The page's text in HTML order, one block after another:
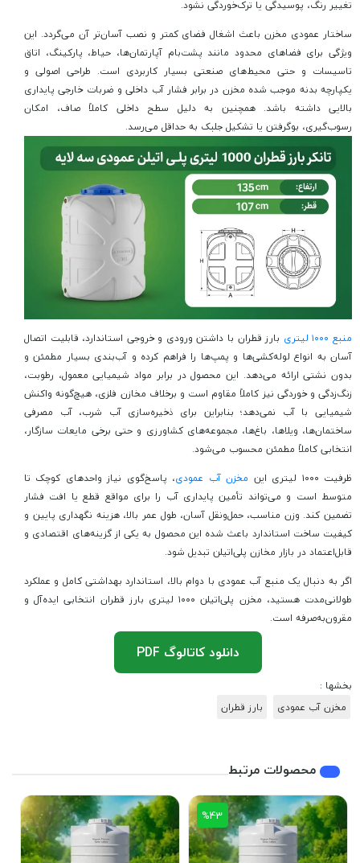
تغییر رنگ، پوسیدگی یا ترک‌خوردگی نشود.
ساختار عمودی مخزن باعث اشغال فضای کمتر و نصب آسان‌تر آن می‌گردد. این
ویژگی برای فضاهای محدود مانند پشت‌بام آپارتمان‌ها، حیاط، پارکینگ، اتاق
تاسیسات و حتی محیط‌های صنعتی بسیار کاربردی است. طراحی اصولی و
یکپارچه بدنه موجب شده مخزن در برابر فشار آب داخلی و ضربات خارجی پایداری
بالایی داشته باشد. همچنین به دلیل سطح داخلی کاملاً صاف، امکان
رسوب‌گیری، بوگرفتن یا تشکیل جلبک به حداقل می‌رسد.
منبع ۱۰۰۰ لیتری
بارز قطران با داشتن ورودی و خروجی استاندارد، قابلیت اتصال
آسان به انواع لوله‌کشی‌ها و پمپ‌ها را فراهم کرده و آب‌بندی بسیار مطمئن و
بدون نشتی ارائه می‌دهد. این محصول در برابر مواد شیمیایی معمول، رطوبت،
زنگ‌زدگی و خوردگی نیز کاملاً مقاوم است و برخلاف مخازن فلزی، هیچ‌گونه واکنش
شیمیایی با آب نمی‌دهد؛ بنابراین برای ذخیره‌سازی آب شرب، آب مصرفی
ساختمان‌ها، ویلاها، باغ‌ها، مجموعه‌های کشاورزی و حتی برخی مایعات سازگار،
انتخابی کاملاً مطمئن محسوب می‌شود.
ظرفیت ۱۰۰۰ لیتری این
مخزن آب عمودی، پاسخ‌گوی نیاز واحدهای کوچک تا
متوسط است و می‌تواند تأمین پایداری آب را برای مواقع قطع یا افت فشار
تضمین کند. وزن مناسب، حمل‌ونقل آسان، طول عمر بالا، هزینه نگهداری پایین و
کیفیت ساخت استاندارد باعث شده این محصول به یکی از گزینه‌های اقتصادی و
قابل‌اعتماد در بازار مخازن پلی‌اتیلن تبدیل شود.
اگر به دنبال یک منبع آب عمودی با دوام بالا، استاندارد بهداشتی کامل و عملکرد
طولانی‌مدت هستید، مخزن پلی‌اتیلن ۱۰۰۰ لیتری بارز قطران انتخابی ایده‌آل و
مقرون‌به‌صرفه است.
دانلود کاتالوگ PDF
بخشها :
مخزن آب عمودی
بارز قطران
محصولات مرتبط
%43